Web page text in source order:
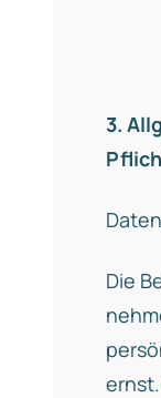
3.
Die